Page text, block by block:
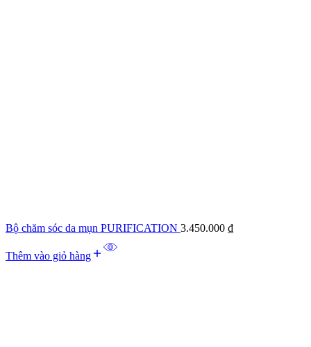
Bộ chăm sóc da mụn PURIFICATION 3.450.000 ₫
Thêm vào giỏ hàng